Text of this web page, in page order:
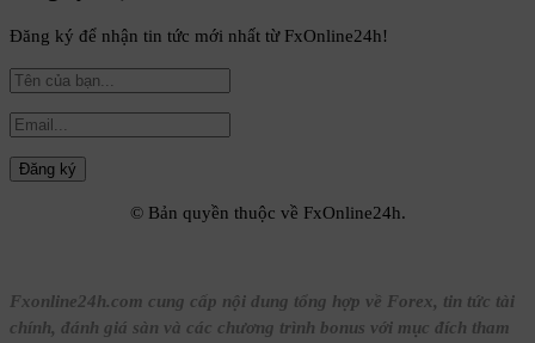
【13】Vai trò của USD trong thị
【14】EUR/USD – cặp tiền xương
Forex A-Z
Đăng ký để nhận tin tức mới nhất từ FxOnline24h!
© Bản quyền thuộc về FxOnline24h.
Fxonline24h.com cung cấp nội dung tổng hợp về Forex, tin tức tài
chính, đánh giá sàn và các chương trình bonus với mục đích tham